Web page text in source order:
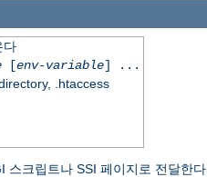
다
[env-variable] ...
.htaccess
스크립트나 SSI 페이지로 전달한다.